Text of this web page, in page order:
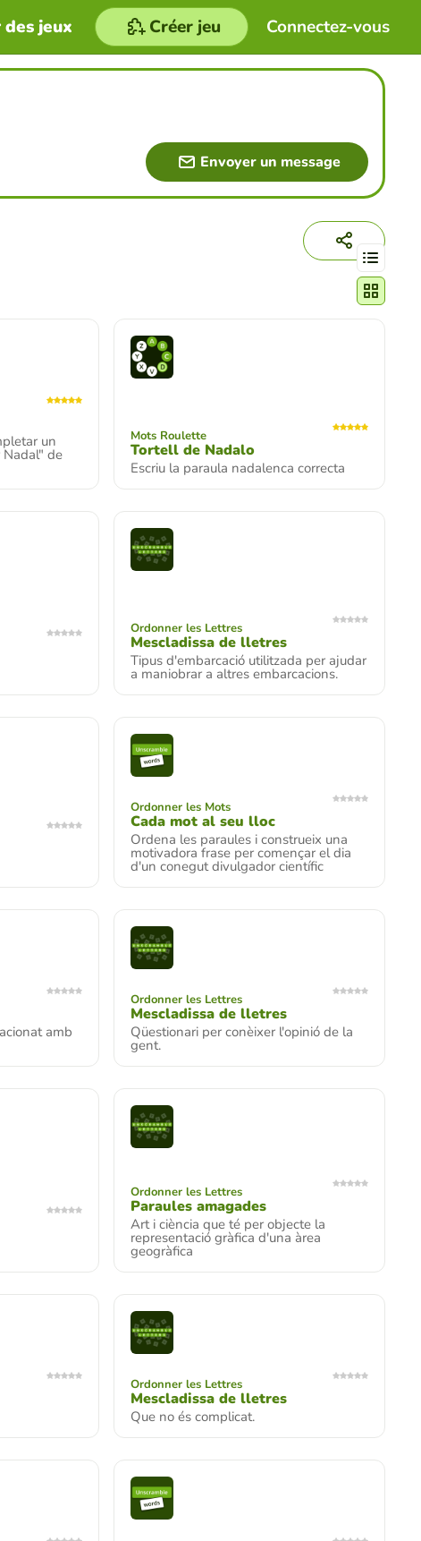
Connectez-vous
jeux Créer jeu
Envoyer un message
Changer
un
de
Mots Roulette
Tortell de Nadalo
Escriu la paraula nadalenca correcta
Ordonner les Lettres
Mescladissa de lletres
Tipus d'embarcació utilitzada per ajudar
a maniobrar a altres embarcacions.
Ordonner les Mots
Cada mot al seu lloc
Ordena les paraules i construeix una
motivadora frase per començar el dia
d'un conegut divulgador científic
amb
Ordonner les Lettres
Mescladissa de lletres
Qüestionari per conèixer l'opinió de la
gent.
Ordonner les Lettres
Paraules amagades
Art i ciència que té per objecte la
representació gràfica d'una àrea
geogràfica
Ordonner les Lettres
Mescladissa de lletres
Que no és complicat.